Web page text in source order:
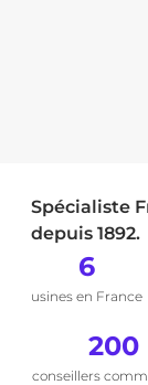
Spécialiste
depuis 1892.
6
usines en France
200
conseillers